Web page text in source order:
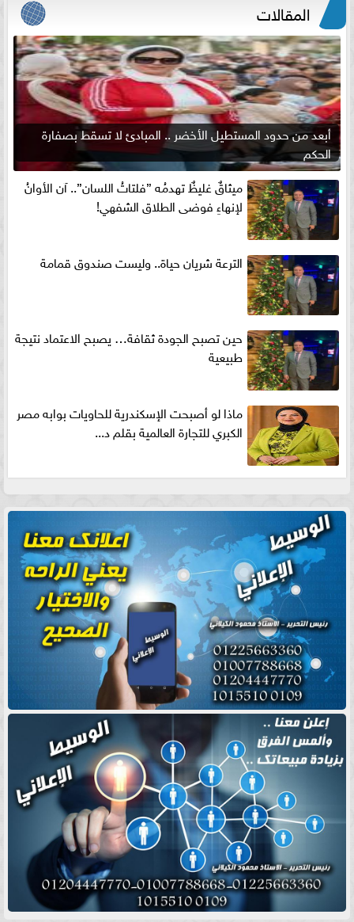
المقالات
أبعد من حدود المستطيل الأخضر .. المبادئ لا تسقط بصفارة
الحكم
ميثاقٌ غليظٌ تهدمُه ”فلتاتُ اللسان”.. آن الأوانُ
لإنهاءِ فوضى الطلاق الشفهي!
الترعة شريان حياة.. وليست صندوق قمامة
حين تصبح الجودة ثقافة… يصبح الاعتماد نتيجة
طبيعية
ماذا لو أصبحت الإسكندرية للحاويات بوابه مصر
الكبري للتجارة العالمية بقلم د...